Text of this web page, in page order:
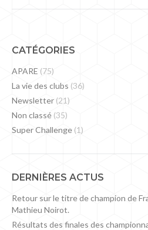
CATÉGORIES
APARE (75)
La vie des clubs (36)
Newsletter (21)
Non classé (35)
Super Challenge (1)
DERNIÈRES ACTUS
Retour sur le titre de champion de
Mathieu Noirot.
Résultats des finales des